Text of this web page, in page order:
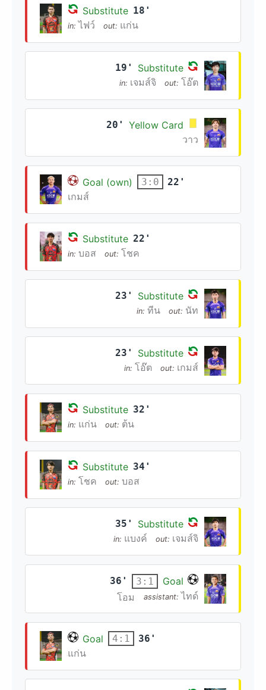
Substitute 18'
in: ไฟว์ out: แก่น
19' Substitute
in: เจมส์จิ out: โอ๊ต
20'
Yellow Card
วาว
Goal (own) 3:0 22'
เกมส์
Substitute 22'
in: บอส out: โชค
23' Substitute
in: ทีน out: นัท
23' Substitute
in: โอ๊ต out: เกมส์
Substitute 32'
in: แก่น out: ต้น
Substitute 34'
in: โชค out: บอส
35' Substitute
in: แบงค์ out: เจมส์จิ
36' 3:1
Goal
โอม
assistant: ไทด์
Goal 4:1 36'
แก่น